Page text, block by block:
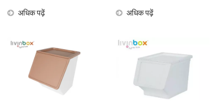
अधिक पढ़ें अधिक पढ़ें